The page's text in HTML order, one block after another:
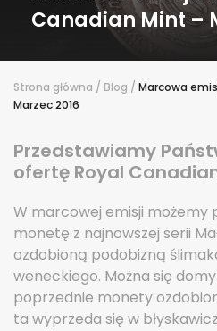
Canadian Mint –
Strona główna / Blog / Marcowa
Marzec 2016
Przedstawiamy
ofertę Royal
W marcowej emisji możemy
monetę z najnowszej serii
ozdobioną podobizną
weneckiego. Można się
poprzednie monety
ta wyprzeda się w